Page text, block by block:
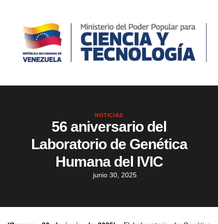
NOTICIAS
56 aniversario del
Laboratorio de Genética
Humana del IVIC
junio 30, 2025